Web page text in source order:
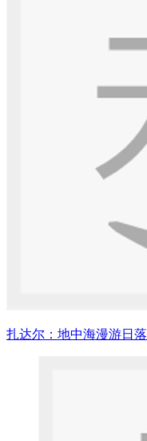
扎达尔：地中海漫游日